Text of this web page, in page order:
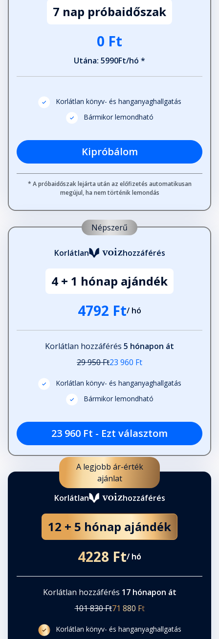
Fejezet hossza: 00:20:53
Köszönetnyilvánítás
7 nap próbaidőszak
0 Ft
Utána: 5990Ft/hó *
Korlátlan könyv- és hanganyaghallgatás
Bármikor lemondható
Kipróbálom
* A próbaidőszak lejárta után az előfizetés automatikusan
megújul, ha nem történik lemondás
Népszerű
Korlátlan hozzáférés
4 + 1 hónap ajándék
4792 Ft/ hó
Korlátlan hozzáférés 5 hónapon át
29 950 Ft23 960 Ft
Korlátlan könyv- és hanganyaghallgatás
Bármikor lemondható
23 960 Ft - Ezt választom
A legjobb ár-érték
ajánlat
Korlátlan
hozzáférés
12 + 5 hónap ajándék
4228 Ft/ hó
Korlátlan hozzáférés 17 hónapon át
101 830 Ft71 880 Ft
Korlátlan könyv- és hanganyaghallgatás